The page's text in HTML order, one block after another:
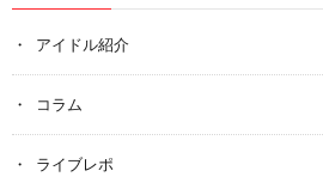
アイドル紹介
コラム
ライブレポ